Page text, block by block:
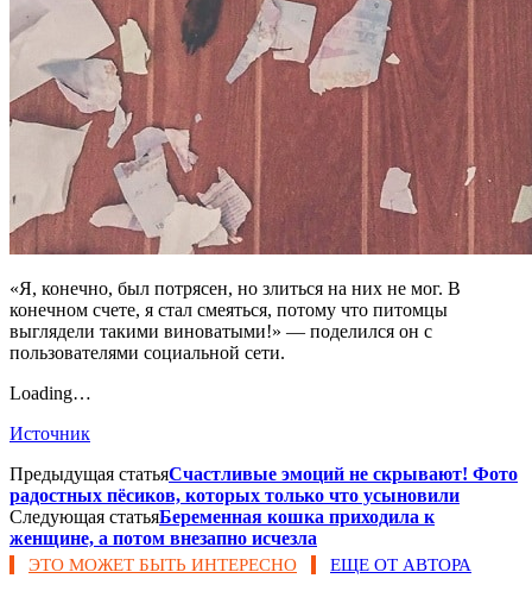
«Я, конечно, был потрясен, но злиться на них не мог. В
конечном счете, я стал смеяться, потому что питомцы
выглядели такими виноватыми!» — поделился он с
пользователями социальной сети.
Loading…
Источник
Предыдущая статьяСчастливые эмоций не скрывают! Фото
радостных пёсиков, которых только что усыновили
Следующая статьяБеременная кошка приходила к
женщине, а потом внезапно исчезла
ЭТО МОЖЕТ БЫТЬ ИНТЕРЕСНО ЕЩЕ ОТ АВТОРА